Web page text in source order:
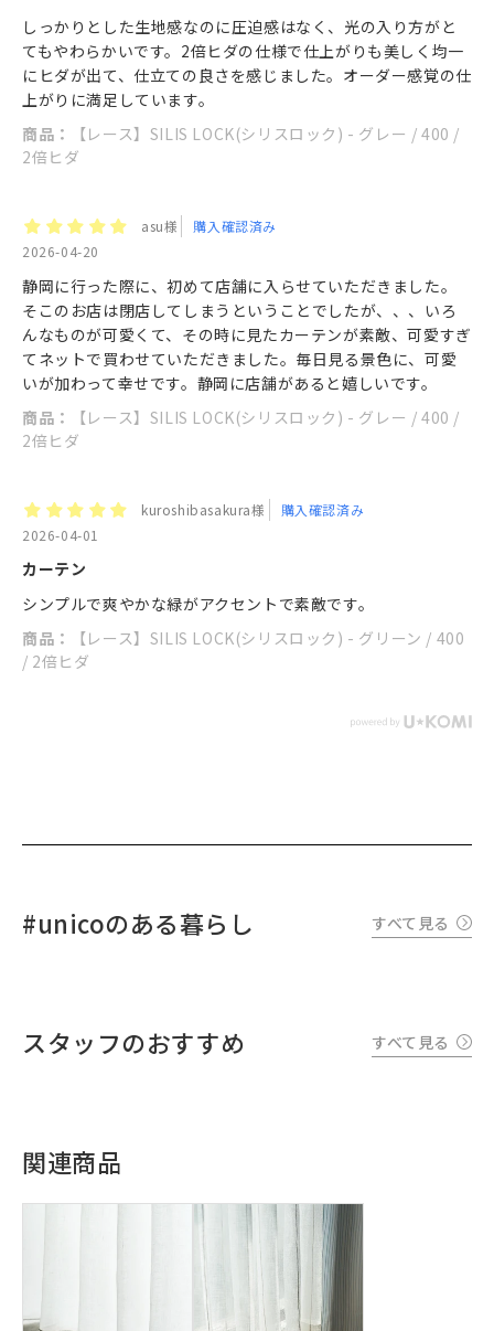
しっかりとした生地感なのに圧迫感はなく、光の入り方がと
てもやわらかいです。2倍ヒダの仕様で仕上がりも美しく均一
にヒダが出て、仕立ての良さを感じました。オーダー感覚の仕
上がりに満足しています。
商品：
【レース】SILIS LOCK(シリスロック) - グレー / 400 /
2倍ヒダ
asu様
購入確認済み
2026-04-20
静岡に行った際に、初めて店舗に入らせていただきました。
そこのお店は閉店してしまうということでしたが、、、いろ
んなものが可愛くて、その時に見たカーテンが素敵、可愛すぎ
てネットで買わせていただきました。毎日見る景色に、可愛
いが加わって幸せです。静岡に店舗があると嬉しいです。
商品：
【レース】SILIS LOCK(シリスロック) - グレー / 400 /
2倍ヒダ
kuroshibasakura様
購入確認済み
2026-04-01
カーテン
シンプルで爽やかな緑がアクセントで素敵です。
商品：
【レース】SILIS LOCK(シリスロック) - グリーン / 400
/ 2倍ヒダ
#unicoのある暮らし すべて見る
スタッフのおすすめ すべて見る
関連商品